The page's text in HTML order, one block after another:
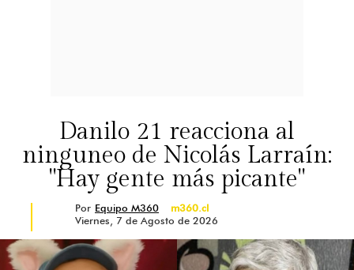
Danilo 21 reacciona al
ninguneo de Nicolás Larraín:
"Hay gente más picante"
Por Equipo M360
m360.cl
Viernes, 7 de Agosto de 2026